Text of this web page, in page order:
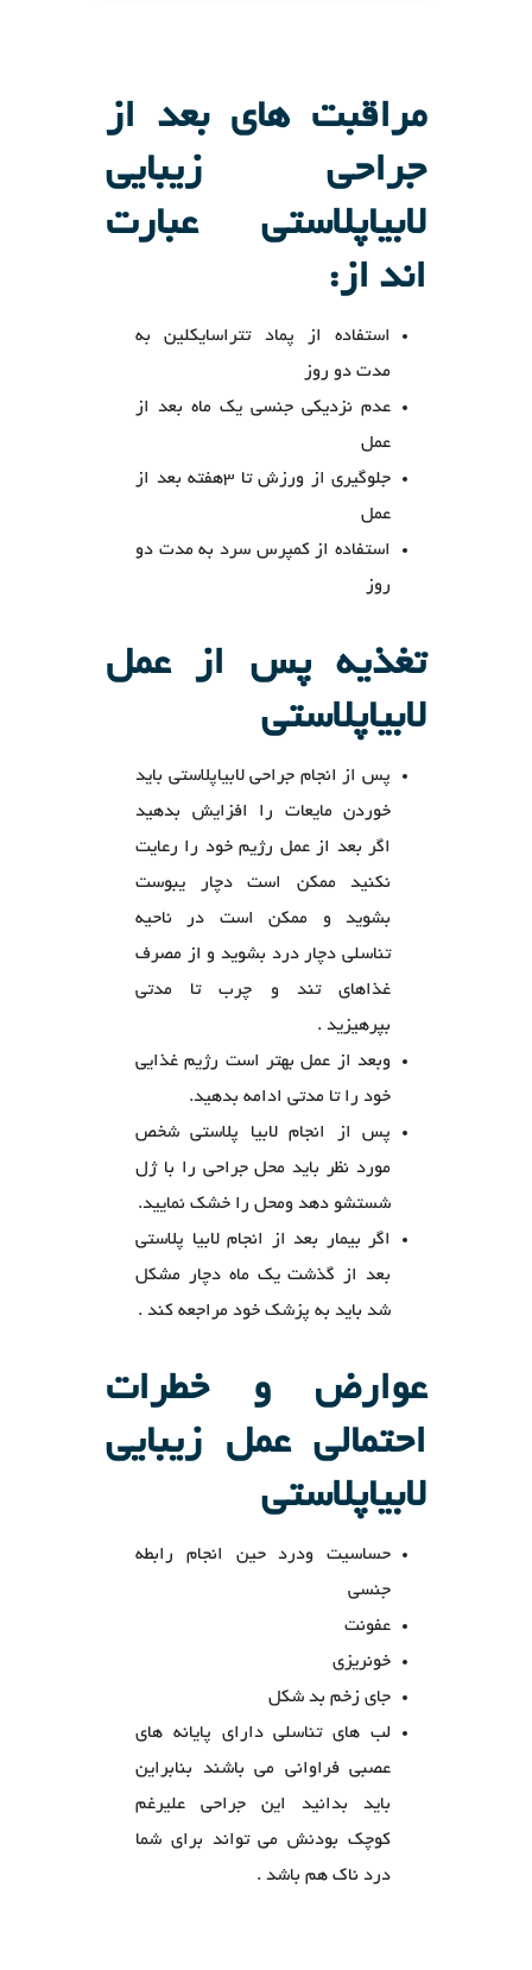
مراقبت های بعد از
جراحی زیبایی
لابیاپلاستی عبارت
اند از:
استفاده از پماد تتراسایکلین به
مدت دو روز
عدم نزدیکی جنسی یک ماه بعد از
عمل
جلوگیری از ورزش تا 3هفته بعد از
عمل
استفاده از کمپرس سرد به مدت دو
روز
تغذیه پس از عمل
لابیاپلاستی
پس از انجام جراحی لابیاپلاستی باید
خوردن مایعات را افزایش بدهید
اگر بعد از عمل رژیم خود را رعایت
نکنید ممکن است دچار یبوست
بشوید و ممکن است در ناحیه
تناسلی دچار درد بشوید و از مصرف
غذاهای تند و چرب تا مدتی
بپرهیزید .
وبعد از عمل بهتر است رژیم غذایی
خود را تا مدتی ادامه بدهید.
پس از انجام لابیا پلاستی شخص
مورد نظر باید محل جراحی را با ژل
شستشو دهد ومحل را خشک نمایید.
اگر بیمار بعد از انجام لابیا پلاستی
بعد از گذشت یک ماه دچار مشکل
شد باید به پزشک خود مراجعه کند .
عوارض و خطرات
احتمالی عمل زیبایی
لابیاپلاستی
حساسیت ودرد حین انجام رابطه
جنسی
عفونت
خونریزی
جای زخم بد شکل
لب های تناسلی دارای پایانه های
عصبی فراوانی می باشند بنابراین
باید بدانید این جراحی علیرغم
کوچک بودنش می تواند برای شما
درد ناک هم باشد .